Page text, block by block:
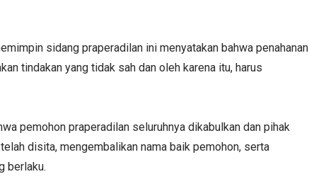
sidang praperadilan ini menyatakan bahwa penahanan
tindakan yang tidak sah dan oleh karena itu, harus
pemohon praperadilan seluruhnya dikabulkan dan pihak
disita, mengembalikan nama baik pemohon, serta
berlaku.